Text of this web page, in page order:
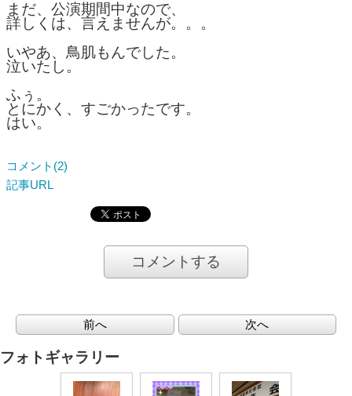
まだ、公演期間中なので、
詳しくは、言えませんが。。。
いやあ、鳥肌もんでした。
泣いたし。
ふぅ。
とにかく、すごかったです。
はい。
コメント(2)
記事URL
コメントする
前へ 次へ
フォトギャラリー